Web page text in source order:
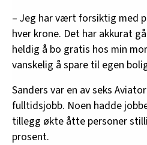
– Jeg har vært forsiktig med
hver krone. Det har akkurat
heldig å bo gratis hos min
vanskelig å spare til egen
Sanders var en av seks
fulltidsjobb. Noen hadde
tillegg økte åtte personer
prosent.